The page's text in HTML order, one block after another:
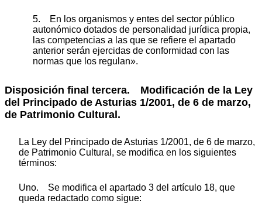
5. En los organismos y entes del sector público
autonómico dotados de personalidad jurídica propia,
las competencias a las que se refiere el apartado
anterior serán ejercidas de conformidad con las
normas que los regulan».
Disposición final tercera. Modificación de la Ley
del Principado de Asturias 1/2001, de 6 de marzo,
de Patrimonio Cultural.
La Ley del Principado de Asturias 1/2001, de 6 de marzo,
de Patrimonio Cultural, se modifica en los siguientes
términos:
Uno. Se modifica el apartado 3 del artículo 18, que
queda redactado como sigue: